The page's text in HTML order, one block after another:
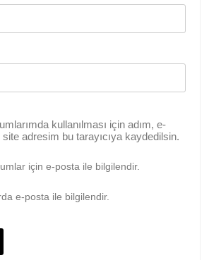
kullanılması için adım, e-
adresim bu tarayıcıya kaydedilsin.
için e-posta ile bilgilendir.
e-posta ile bilgilendir.